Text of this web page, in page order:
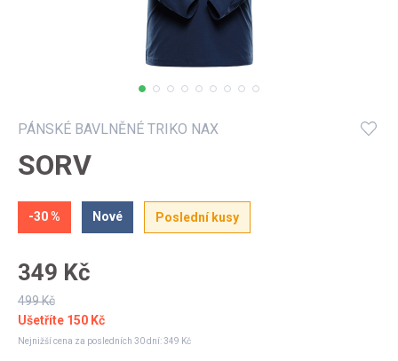
PÁNSKÉ BAVLNĚNÉ TRIKO NAX
SORV
-30 % Nové Poslední kusy
349 Kč
499 Kč
Ušetříte 150 Kč
Nejnižší cena za posledních 30 dní:349 Kč